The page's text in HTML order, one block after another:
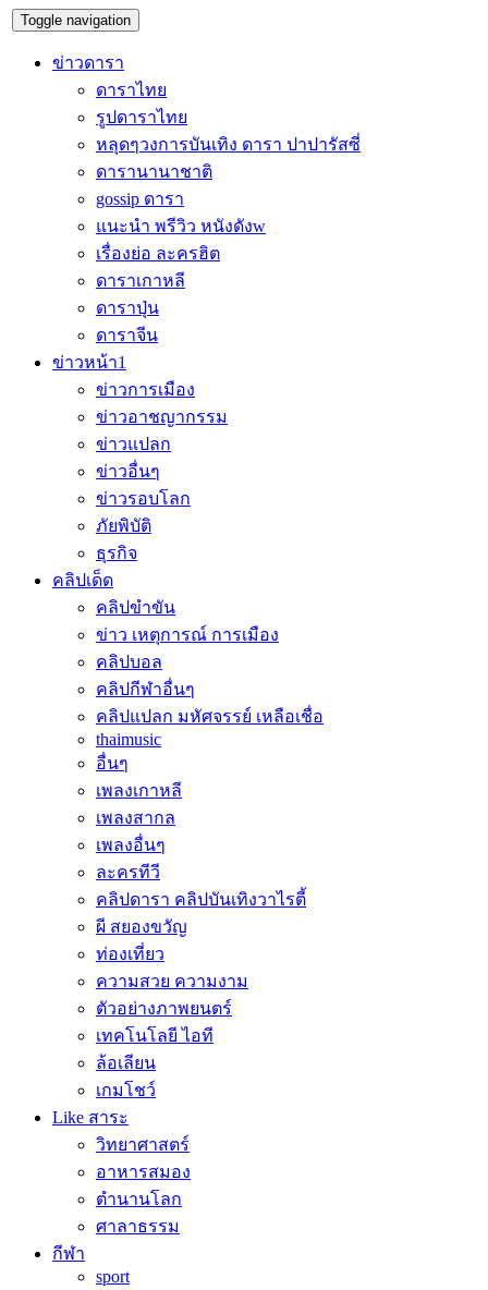
Toggle navigation
ข่าวดารา
ดาราไทย
รูปดาราไทย
หลุดๆวงการบันเทิง ดารา ปาปารัสซี่
ดารานานาชาติ
gossip ดารา
แนะนำ พรีวิว หนังดังw
เรื่องย่อ ละครฮิต
ดาราเกาหลี
ดาราปุ่น
ดาราจีน
ข่าวหน้า1
ข่าวการเมือง
ข่าวอาชญากรรม
ข่าวแปลก
ข่าวอื่นๆ
ข่าวรอบโลก
ภัยพิบัติ
ธุรกิจ
คลิปเด็ด
คลิปขำขัน
ข่าว เหตุการณ์ การเมือง
คลิปบอล
คลิปกีฬาอื่นๆ
คลิปแปลก มหัศจรรย์ เหลือเชื่อ
thaimusic
อื่นๆ
เพลงเกาหลี
เพลงสากล
เพลงอื่นๆ
ละครทีวี
คลิปดารา คลิปบันเทิงวาไรตี้
ผี สยองขวัญ
ท่องเที่ยว
ความสวย ความงาม
ตัวอย่างภาพยนตร์
เทคโนโลยี ไอที
ล้อเลียน
เกมโชว์
Like สาระ
วิทยาศาสตร์
อาหารสมอง
ตำนานโลก
ศาลาธรรม
กีฬา
sport